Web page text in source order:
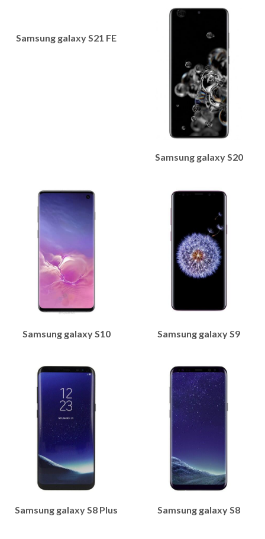
Samsung galaxy S21 FE
Samsung galaxy S20
Samsung galaxy S10 Samsung galaxy S9
Samsung galaxy S8 Plus Samsung galaxy S8